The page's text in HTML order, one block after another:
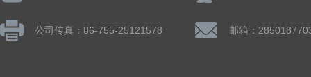
公司传真：86-755-25121578 邮箱：